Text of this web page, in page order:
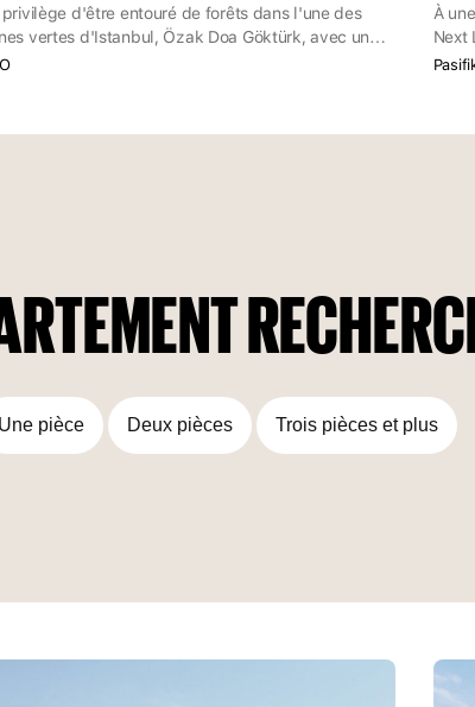
privilège d'être entouré de forêts dans l'une des
vertes d'Istanbul, Özak Doa Göktürk, avec un
riche de détails élégants, ainsi que des
À
Next
Une pièce Deux pièces Trois pièces et plus